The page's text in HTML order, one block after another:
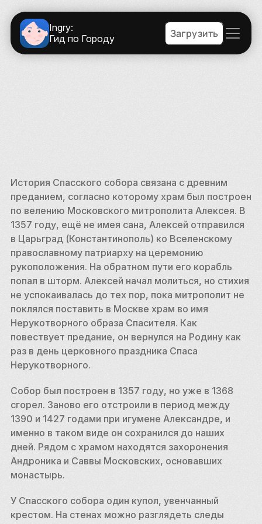
Ingry:
Гид по Городу
Загрузить
История Спасского собора связана с древним
преданием, согласно которому храм был построен
по велению Московского митрополита Алексея. В
1357 году, ещё не имея сана, Алексей отправился
в Царьград (Константинополь) ко Вселенскому
православному патриарху на церемонию
рукоположения. На обратном пути его корабль
попал в шторм. Алексей начал молиться, но стихия
не успокаивалась до тех пор, пока митрополит не
поклялся поставить в Москве храм во имя
Нерукотворного образа Спасителя. Как
повествует предание, он вернулся на Родину как
раз в день церковного праздника Спаса
Нерукотворного.
Собор был построен в 1357 году, но уже в 1368
сгорел. Заново его отстроили в период между
1390 и 1427 годами при игумене Александре, и
именно в таком виде он сохранился до наших
дней. Рядом с храмом находятся захоронения
Андроника и Саввы Московских, основавших
монастырь.
У Спасского собора один купол, увенчанный
крестом. На стенах можно разглядеть следы